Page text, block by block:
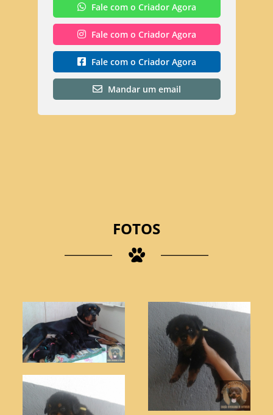
Fale com o Criador Agora
Fale com o Criador Agora
Fale com o Criador Agora
Mandar um email
FOTOS